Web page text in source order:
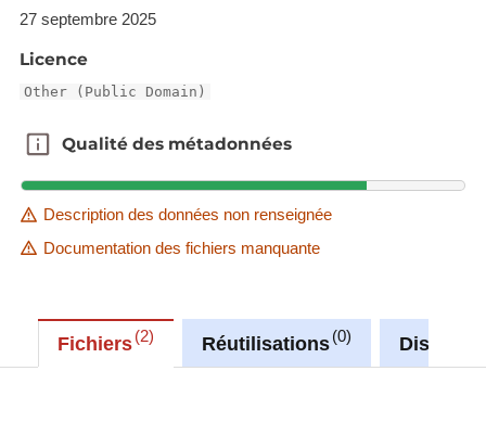
27 septembre 2025
Licence
Other (Public Domain)
Qualité des métadonnées
Qualité des métadonnées
Description des données non renseignée
Documentation des fichiers manquante
Fichiers 2 Réutilisations 0